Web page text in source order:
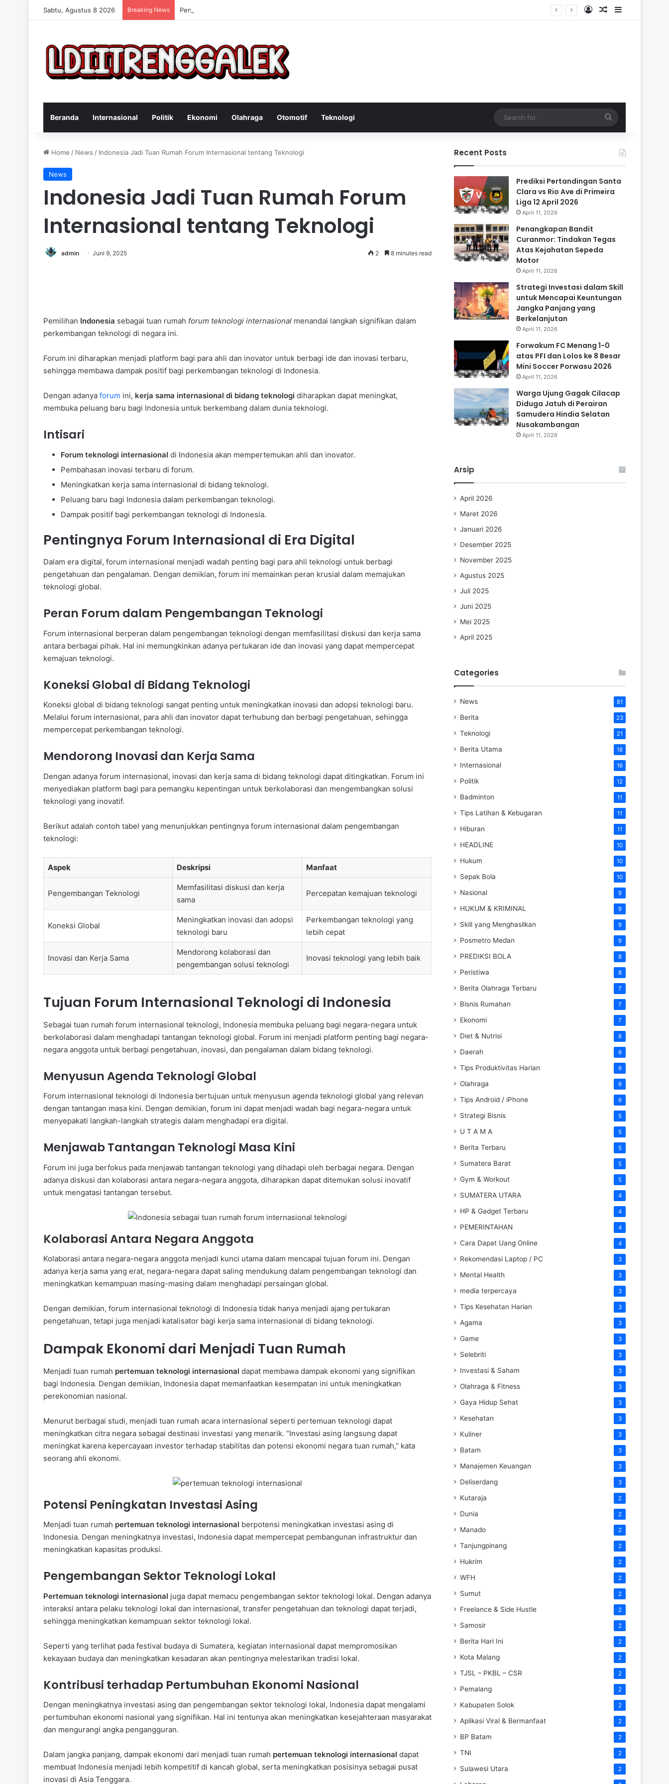
Sabtu, Agustus 8 2026 Breaking News Penangkapan Bandit Curanmor: Tindakan Tegas Atas Kejahatan Sepeda Motor Log InRandom Article
Sidebar
Beranda Internasional Politik Ekonomi Olahraga Otomotif Teknologi
for
Home / News / Indonesia Jadi Tuan Rumah Forum Internasional tentang Teknologi
News
Indonesia Jadi Tuan Rumah Forum
Internasional tentang Teknologi
admin Juni 9, 2025 2 8 minutes read
Pemilihan Indonesia sebagai tuan rumah forum teknologi internasional menandai langkah signifikan dalam
perkembangan teknologi di negara ini.
Forum ini diharapkan menjadi platform bagi para ahli dan inovator untuk berbagi ide dan inovasi terbaru,
sehingga membawa dampak positif bagi perkembangan teknologi di Indonesia.
Dengan adanya forum ini, kerja sama internasional di bidang teknologi diharapkan dapat meningkat,
membuka peluang baru bagi Indonesia untuk berkembang dalam dunia teknologi.
Intisari
Forum teknologi internasional di Indonesia akan mempertemukan ahli dan inovator.
Pembahasan inovasi terbaru di forum.
Meningkatkan kerja sama internasional di bidang teknologi.
Peluang baru bagi Indonesia dalam perkembangan teknologi.
Dampak positif bagi perkembangan teknologi di Indonesia.
Pentingnya Forum Internasional di Era Digital
Dalam era digital, forum internasional menjadi wadah penting bagi para ahli teknologi untuk berbagi
pengetahuan dan pengalaman. Dengan demikian, forum ini memainkan peran krusial dalam memajukan
teknologi global.
Peran Forum dalam Pengembangan Teknologi
Forum internasional berperan dalam pengembangan teknologi dengan memfasilitasi diskusi dan kerja sama
antara berbagai pihak. Hal ini memungkinkan adanya pertukaran ide dan inovasi yang dapat mempercepat
kemajuan teknologi.
Koneksi Global di Bidang Teknologi
Koneksi global di bidang teknologi sangat penting untuk meningkatkan inovasi dan adopsi teknologi baru.
Melalui forum internasional, para ahli dan inovator dapat terhubung dan berbagi pengetahuan, sehingga
mempercepat perkembangan teknologi.
Mendorong Inovasi dan Kerja Sama
Dengan adanya forum internasional, inovasi dan kerja sama di bidang teknologi dapat ditingkatkan. Forum ini
menyediakan platform bagi para pemangku kepentingan untuk berkolaborasi dan mengembangkan solusi
teknologi yang inovatif.
Berikut adalah contoh tabel yang menunjukkan pentingnya forum internasional dalam pengembangan
teknologi:
Aspek Deskripsi Manfaat
Pengembangan Teknologi
Memfasilitasi diskusi dan kerja
sama
Percepatan kemajuan teknologi
Koneksi Global
Meningkatkan inovasi dan adopsi
teknologi baru
Perkembangan teknologi yang
lebih cepat
Inovasi dan Kerja Sama
Mendorong kolaborasi dan
pengembangan solusi teknologi
Inovasi teknologi yang lebih baik
Tujuan Forum Internasional Teknologi di Indonesia
Sebagai tuan rumah forum internasional teknologi, Indonesia membuka peluang bagi negara-negara untuk
berkolaborasi dalam menghadapi tantangan teknologi global. Forum ini menjadi platform penting bagi negara-
negara anggota untuk berbagi pengetahuan, inovasi, dan pengalaman dalam bidang teknologi.
Menyusun Agenda Teknologi Global
Forum internasional teknologi di Indonesia bertujuan untuk menyusun agenda teknologi global yang relevan
dengan tantangan masa kini. Dengan demikian, forum ini dapat menjadi wadah bagi negara-negara untuk
menyepakati langkah-langkah strategis dalam menghadapi era digital.
Menjawab Tantangan Teknologi Masa Kini
Forum ini juga berfokus pada menjawab tantangan teknologi yang dihadapi oleh berbagai negara. Dengan
adanya diskusi dan kolaborasi antara negara-negara anggota, diharapkan dapat ditemukan solusi inovatif
untuk mengatasi tantangan tersebut.
Kolaborasi Antara Negara Anggota
Kolaborasi antara negara-negara anggota menjadi kunci utama dalam mencapai tujuan forum ini. Dengan
adanya kerja sama yang erat, negara-negara dapat saling mendukung dalam pengembangan teknologi dan
meningkatkan kemampuan masing-masing dalam menghadapi persaingan global.
Dengan demikian, forum internasional teknologi di Indonesia tidak hanya menjadi ajang pertukaran
pengetahuan, tetapi juga menjadi katalisator bagi kerja sama internasional di bidang teknologi.
Dampak Ekonomi dari Menjadi Tuan Rumah
Menjadi tuan rumah pertemuan teknologi internasional dapat membawa dampak ekonomi yang signifikan
bagi Indonesia. Dengan demikian, Indonesia dapat memanfaatkan kesempatan ini untuk meningkatkan
perekonomian nasional.
Menurut berbagai studi, menjadi tuan rumah acara internasional seperti pertemuan teknologi dapat
meningkatkan citra negara sebagai destinasi investasi yang menarik. “Investasi asing langsung dapat
meningkat karena kepercayaan investor terhadap stabilitas dan potensi ekonomi negara tuan rumah,” kata
seorang ahli ekonomi.
Potensi Peningkatan Investasi Asing
Menjadi tuan rumah pertemuan teknologi internasional berpotensi meningkatkan investasi asing di
Indonesia. Dengan meningkatnya investasi, Indonesia dapat mempercepat pembangunan infrastruktur dan
meningkatkan kapasitas produksi.
Pengembangan Sektor Teknologi Lokal
Pertemuan teknologi internasional juga dapat memacu pengembangan sektor teknologi lokal. Dengan adanya
interaksi antara pelaku teknologi lokal dan internasional, transfer pengetahuan dan teknologi dapat terjadi,
sehingga meningkatkan kemampuan sektor teknologi lokal.
Seperti yang terlihat pada festival budaya di Sumatera, kegiatan internasional dapat mempromosikan
kekayaan budaya dan meningkatkan kesadaran akan pentingnya melestarikan tradisi lokal.
Kontribusi terhadap Pertumbuhan Ekonomi Nasional
Dengan meningkatnya investasi asing dan pengembangan sektor teknologi lokal, Indonesia dapat mengalami
pertumbuhan ekonomi nasional yang signifikan. Hal ini tentunya akan meningkatkan kesejahteraan masyarakat
dan mengurangi angka pengangguran.
Dalam jangka panjang, dampak ekonomi dari menjadi tuan rumah pertemuan teknologi internasional dapat
membuat Indonesia menjadi lebih kompetitif di kancah global, serta meningkatkan posisinya sebagai pusat
inovasi di Asia Tenggara.
Recent Posts
Prediksi Pertandingan Santa
Clara vs Rio Ave di Primeira
Liga 12 April 2026
April 11, 2026
Penangkapan Bandit
Curanmor: Tindakan Tegas
Atas Kejahatan Sepeda
Motor
April 11, 2026
Strategi Investasi dalam Skill
untuk Mencapai Keuntungan
Jangka Panjang yang
Berkelanjutan
April 11, 2026
Forwakum FC Menang 1-0
atas PFI dan Lolos ke 8 Besar
Mini Soccer Porwasu 2026
April 11, 2026
Warga Ujung Gagak Cilacap
Diduga Jatuh di Perairan
Samudera Hindia Selatan
Nusakambangan
April 11, 2026
Arsip
April 2026
Maret 2026
Januari 2026
Desember 2025
November 2025
Agustus 2025
Juli 2025
Juni 2025
Mei 2025
April 2025
Categories
News 81
Berita 23
Teknologi 21
Berita Utama 18
Internasional 16
Politik 12
Badminton 11
Tips Latihan & Kebugaran 11
Hiburan 11
HEADLINE 10
Hukum 10
Sepak Bola 10
Nasional 9
HUKUM & KRIMINAL 9
Skill yang Menghasilkan 9
Posmetro Medan 9
PREDIKSI BOLA 8
Peristiwa 8
Berita Olahraga Terbaru 7
Bisnis Rumahan 7
Ekonomi 7
Diet & Nutrisi 6
Daerah 6
Tips Produktivitas Harian 6
Olahraga 6
Tips Android / iPhone 6
Strategi Bisnis 5
U T A M A 5
Berita Terbaru 5
Sumatera Barat 5
Gym & Workout 5
SUMATERA UTARA 4
HP & Gadget Terbaru 4
PEMERINTAHAN 4
Cara Dapat Uang Online 4
Rekomendasi Laptop / PC 3
Mental Health 3
media terpercaya 3
Tips Kesehatan Harian 3
Agama 3
Game 3
Selebriti 3
Investasi & Saham 3
Olahraga & Fitness 3
Gaya Hidup Sehat 3
Kesehatan 3
Kuliner 3
Batam 3
Manajemen Keuangan 3
Deliserdang 3
Kutaraja 2
Dunia 2
Manado 2
Tanjungpinang 2
Hukrim 2
WFH 2
Sumut 2
Freelance & Side Hustle 2
Samosir 2
Berita Hari Ini 2
Kota Malang 2
TJSL – PKBL – CSR 2
Pemalang 2
Kabupaten Solok 2
Aplikasi Viral & Bermanfaat 2
BP Batam 2
TNI 2
Sulawesi Utara 2